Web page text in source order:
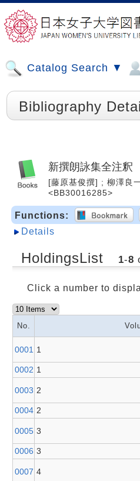
Catalog Search ▼
Bibliography
新撰朗詠集全注釈
[藤原基俊撰] ; 柳澤良
<BB30016285>
Functions:
Details
HoldingsList 1-8
Click a number to
No.
0001 1
0002 1
0003 2
0004 2
0005 3
0006 3
0007 4